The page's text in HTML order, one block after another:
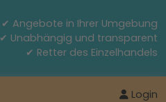
✔ Angebote in Ihrer Umgebung
✔ Unabhängig und transparent
✔ Retter des Einzelhandels
Login